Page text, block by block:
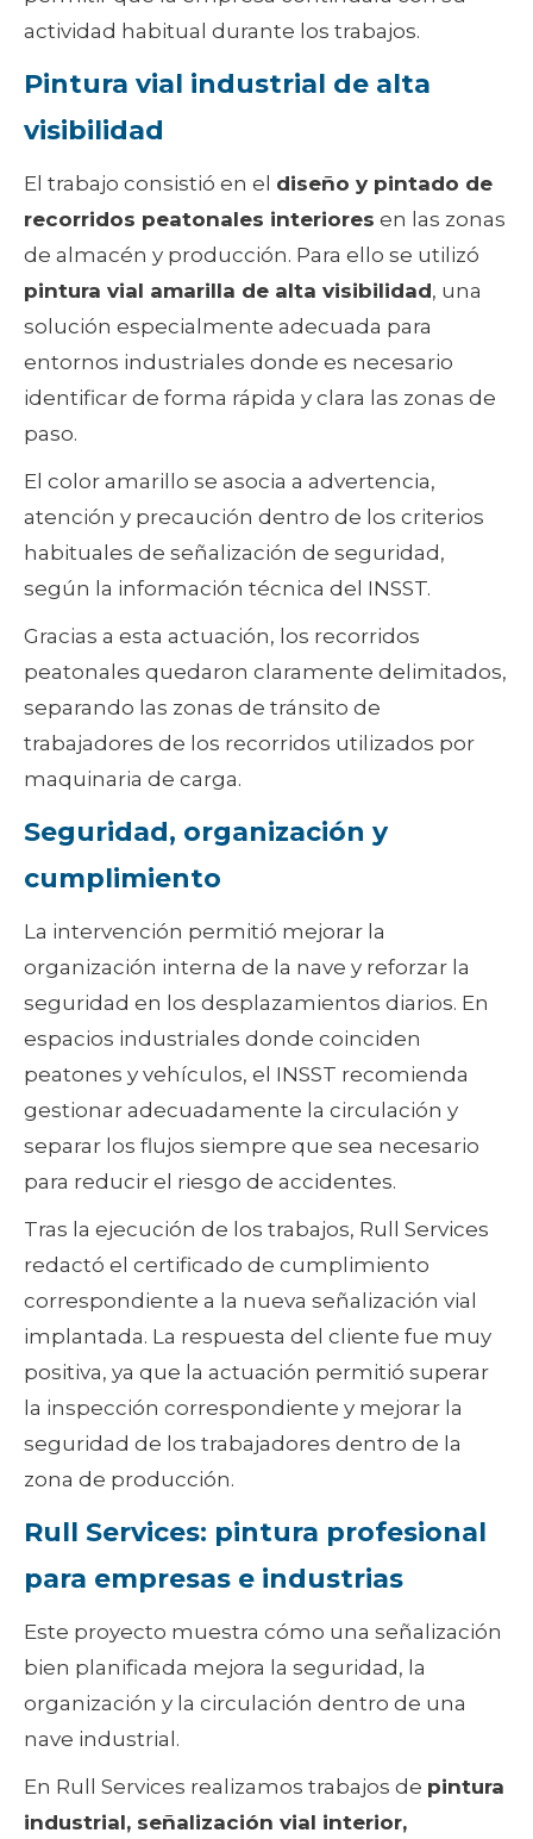
actividad habitual durante los trabajos.
Pintura vial industrial de alta
visibilidad
El trabajo consistió en el diseño y pintado de
recorridos peatonales interiores en las zonas
de almacén y producción. Para ello se utilizó
pintura vial amarilla de alta visibilidad, una
solución especialmente adecuada para
entornos industriales donde es necesario
identificar de forma rápida y clara las zonas de
paso.
El color amarillo se asocia a advertencia,
atención y precaución dentro de los criterios
habituales de señalización de seguridad,
según la información técnica del INSST.
Gracias a esta actuación, los recorridos
peatonales quedaron claramente delimitados,
separando las zonas de tránsito de
trabajadores de los recorridos utilizados por
maquinaria de carga.
Seguridad, organización y
cumplimiento
La intervención permitió mejorar la
organización interna de la nave y reforzar la
seguridad en los desplazamientos diarios. En
espacios industriales donde coinciden
peatones y vehículos, el INSST recomienda
gestionar adecuadamente la circulación y
separar los flujos siempre que sea necesario
para reducir el riesgo de accidentes.
Tras la ejecución de los trabajos, Rull Services
redactó el certificado de cumplimiento
correspondiente a la nueva señalización vial
implantada. La respuesta del cliente fue muy
positiva, ya que la actuación permitió superar
la inspección correspondiente y mejorar la
seguridad de los trabajadores dentro de la
zona de producción.
Rull Services: pintura profesional
para empresas e industrias
Este proyecto muestra cómo una señalización
bien planificada mejora la seguridad, la
organización y la circulación dentro de una
nave industrial.
En Rull Services realizamos trabajos de pintura
industrial, señalización vial interior,